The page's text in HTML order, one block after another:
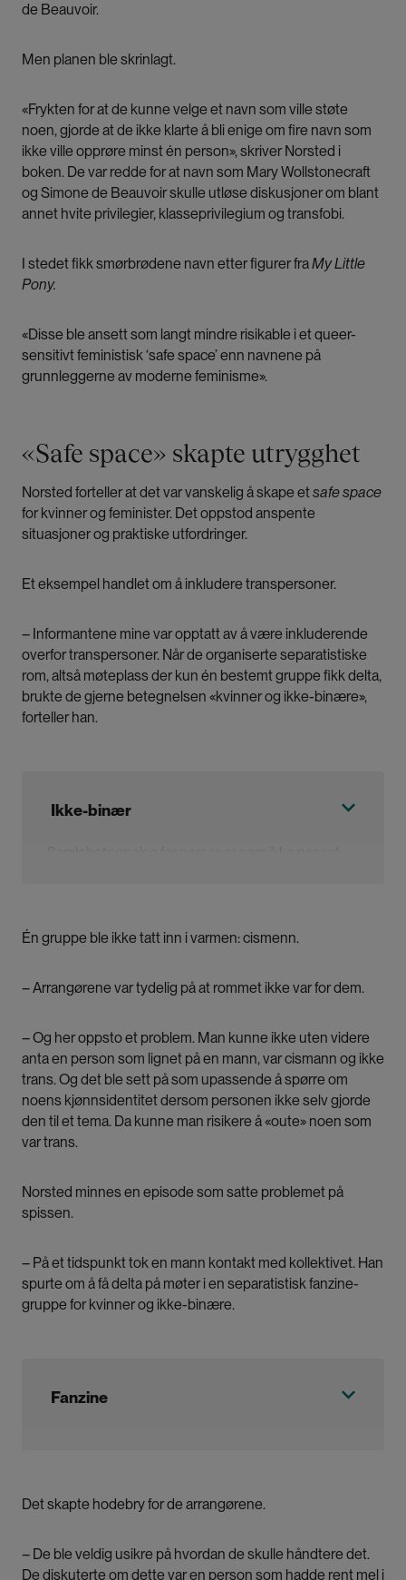
de Beauvoir.
Men planen ble skrinlagt.
«Frykten for at de kunne velge et navn som ville støte
noen, gjorde at de ikke klarte å bli enige om fire navn som
ikke ville opprøre minst én person», skriver Norsted i
boken. De var redde for at navn som Mary Wollstonecraft
og Simone de Beauvoir skulle utløse diskusjoner om blant
annet hvite privilegier, klasseprivilegium og transfobi.
I stedet fikk smørbrødene navn etter figurer fraMy Little
Pony.
«Disse ble ansett som langt mindre risikable i et queer-
sensitivt feministisk ‘safe space’ enn navnene på
grunnleggerne av moderne feminisme».
«Safe space» skapte utrygghet
Norsted forteller at det var vanskelig å skape etsafe space
for kvinner og feminister. Det oppstod anspente
situasjoner og praktiske utfordringer.
Et eksempel handlet om å inkludere transpersoner.
– Informantene mine var opptatt av å være inkluderende
overfor transpersoner. Når de organiserte separatistiske
rom, altså møteplass der kun én bestemt gruppe fikk delta,
brukte de gjerne betegnelsen «kvinner og ikke-binære»,
forteller han.
Ikke-binær
Én gruppe ble ikke tatt inn i varmen: cismenn.
– Arrangørene var tydelig på at rommet ikke var for dem.
– Og her oppsto et problem. Man kunne ikke uten videre
anta en person som lignet på en mann, var cismann og ikke
trans. Og det ble sett på som upassende å spørre om
noens kjønnsidentitet dersom personen ikke selv gjorde
den til et tema. Da kunne man risikere å «oute» noen som
var trans.
Norsted minnes en episode som satte problemet på
spissen.
– På et tidspunkt tok en mann kontakt med kollektivet. Han
spurte om å få delta på møter i en separatistisk fanzine-
gruppe for kvinner og ikke-binære.
Fanzine
Det skapte hodebry for de arrangørene.
– De ble veldig usikre på hvordan de skulle håndtere det.
De diskuterte om dette var en person som hadde rent mel i